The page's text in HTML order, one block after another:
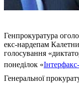
Генпрокуратура
екс-нардепам
голосування
понеділок «
Генеральної